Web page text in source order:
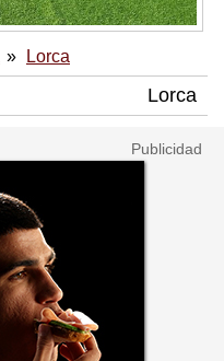
Lorca
Lorca